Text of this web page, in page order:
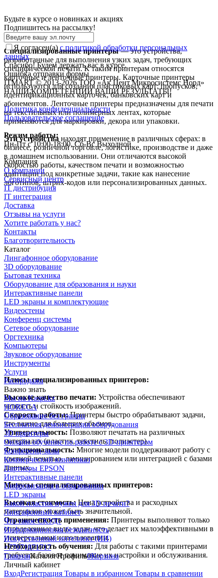
Специализированные принтеры— это устройства,
разработанные для выполнения узких задач, требующих
специфической печати. К таким принтерам относятся
карточные и ленточные принтеры. Карточные принтеры
используются для создания пластиковых карт: пропусков,
идентификационных карточек, банковских карт и
абонементов. Ленточные принтеры предназначены для печати
на текстильных или полимерных лентах, которые
применяются для маркировки, декора или упаковки.
Эти устройства находят применение в различных сферах: в
бизнесе, розничной торговле, логистике, производстве и даже
в домашнем использовании. Они отличаются высокой
скоростью работы, качеством печати и возможностью
адаптации под конкретные задачи, такие как нанесение
логотипов, штрих-кодов или персонализированных данных.
Плюсы специализированных принтеров:
Высокое качество печати: Устройства обеспечивают
четкость и стойкость изображений.
Скорость работы:Принтеры быстро обрабатывают задачи,
что важно для больших объемов.
Универсальность: Позволяют печатать на различных
материалах (пластик, текстиль, полиэстер).
Функциональность: Многие модели поддерживают работу с
цветной печатью, ламинированием или интеграцией с базами
данных.
Минусы специализированных принтеров:
Высокая стоимость: Цена устройства и расходных
материалов может быть значительной.
Ограниченность применения: Принтеры выполняют только
определенные виды задач, что делает их малоэффективными в
универсальном использовании.
Необходимость обучения: Для работы с такими принтерами
требуется базовое понимание их настройки и обслуживания.
Будьте в курсе о новинках и акциях
Подпишитесь на рассылкy!
Я согласен(a) с политикой обработки персональных
данных
Спасибо! Будем держать вас в курсе.
Ошибка отправки формы
ITMART © 2013-2026 ТОО «Ак Цент Микросистемс Норд»
НАШИ КОМПЕТЕНЦИИ ВАШИ РЕЗУЛЬТАТЫ!
Политика конфиденциальности
Пользовательское соглашение
Режим работы:
Пн-Пт с 10:00-18:00, Сб-Вс Выходной
Компания
О компании
Сервисный центр
IT дистрибуция
IT интеграция
Доставка
Отзывы на услуги
Хотите работать у нас?
Контакты
Благотворительность
Каталог
Лингафонное оборудование
3D оборудование
Бытовая техника
Оборудование для образования и науки
Интерактивные панели
LED экраны и комплектующие
Видеостены
Конференц системы
Сетевое оборудование
Оргтехника
Компьютеры
Звуковое оборудование
Инструменты
Услуги
Распродажа
Важно знать
Мы на Kaspi.kz
HORECA
Образование без границ
Бесплатная демонстрация оборудования
3D принтеры
Онлайн обучение по работе с 3D-принтером
Конференц-залы
Коммерческий кинопоказ
Партнеры EPSON
Интерактивные панели
Цифровизация в образовании
LED экраны
Какой пластик нужен для 3D печати?
Лингафонный кабинет
Что такое СКУД?
Информационная безопасность
Искусственный интеллект (ИИ)
+77071871717
ГлавнаяКаталогПрофиль0Корзина
Личный кабинет
ВходРегистрация Товары в избранном Товары в сравнении